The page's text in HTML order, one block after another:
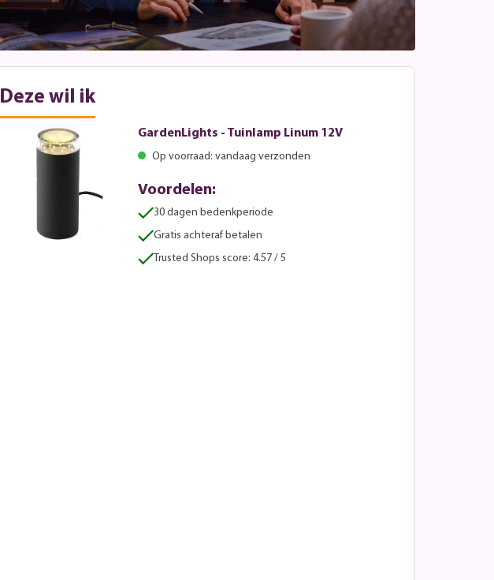
Deze wil ik
GardenLights - Tuinlamp Linum 12V
Op voorraad: vandaag verzonden
Voordelen:
30 dagen bedenkperiode
Gratis achteraf betalen
Trusted Shops score: 4.57 / 5